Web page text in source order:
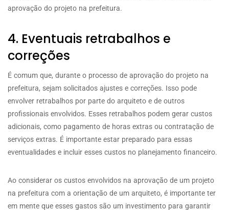
aprovação do projeto na prefeitura.
4. Eventuais retrabalhos e
correções
É comum que, durante o processo de aprovação do projeto na
prefeitura, sejam solicitados ajustes e correções. Isso pode
envolver retrabalhos por parte do arquiteto e de outros
profissionais envolvidos. Esses retrabalhos podem gerar custos
adicionais, como pagamento de horas extras ou contratação de
serviços extras. É importante estar preparado para essas
eventualidades e incluir esses custos no planejamento financeiro.
Ao considerar os custos envolvidos na aprovação de um projeto
na prefeitura com a orientação de um arquiteto, é importante ter
em mente que esses gastos são um investimento para garantir